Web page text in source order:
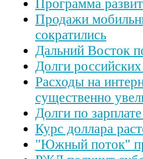
Программа
Продажи
сократились
Дальний Восток
Долги
Расходы на
существенно
Долги по
Курс доллара
"Южный поток"